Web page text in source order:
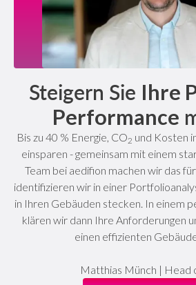
Steigern Sie Ihre
Performance
Bis zu 40 % Energie, CO2 und Kosten
einsparen - gemeinsam mit einem
Team bei aedifion machen wir das
identifizieren wir in einer
in Ihren Gebäuden stecken. In einem
klären wir dann Ihre Anforderungen
einen effizienten
Matthias Münch | Head